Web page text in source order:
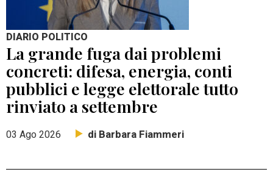
DIARIO POLITICO
La grande fuga dai problemi
concreti: difesa, energia, conti
pubblici e legge elettorale tutto
rinviato a settembre
03 Ago 2026 di Barbara Fiammeri